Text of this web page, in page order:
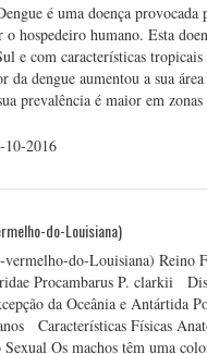
é uma doença
hospedeiro humano. Esta
e com características
dengue aumentou a sua
prevalência é maior em
10-2016
do-Louisiana)
do-Louisiana) Reino
Procambarus P. clarkii
da Oceânia e Antártida
Características Físicas
Os machos têm uma